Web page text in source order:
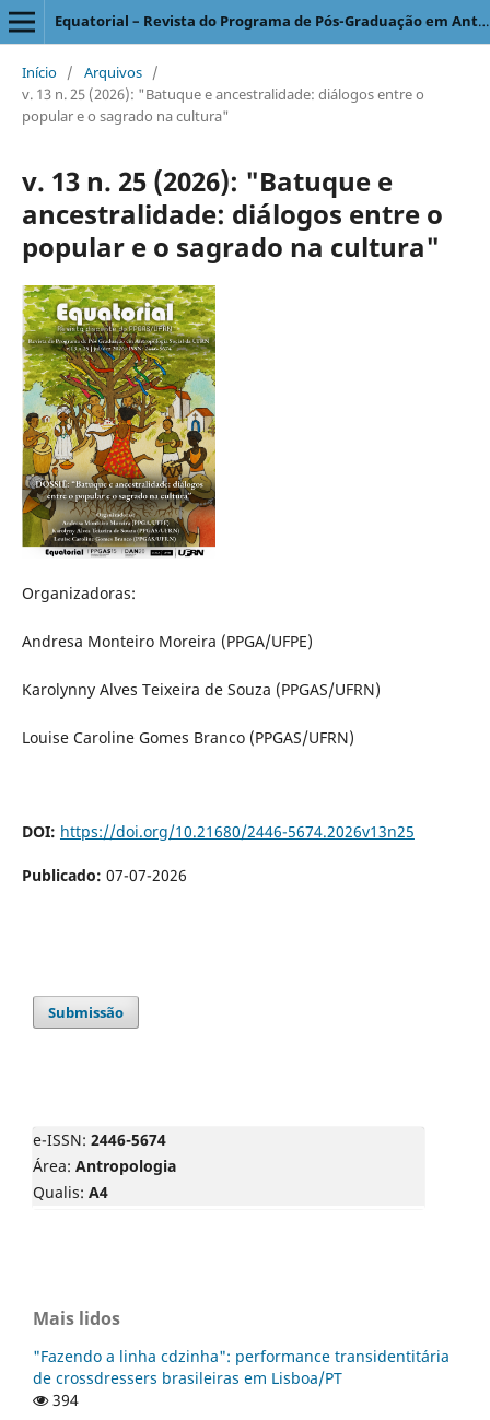
Equatorial – Revista do Programa de Pós-Graduação em Antropologia Social
Início / Arquivos /
v. 13 n. 25 (2026): "Batuque e ancestralidade: diálogos entre o
popular e o sagrado na cultura"
v. 13 n. 25 (2026): "Batuque e
ancestralidade: diálogos entre o
popular e o sagrado na cultura"
Organizadoras:
Andresa Monteiro Moreira (PPGA/UFPE)
Karolynny Alves Teixeira de Souza (PPGAS/UFRN)
Louise Caroline Gomes Branco (PPGAS/UFRN)
DOI: https://doi.org/10.21680/2446-5674.2026v13n25
Publicado: 07-07-2026
Submissão
e-ISSN: 2446-5674
Área: Antropologia
Qualis: A4
Mais lidos
"Fazendo a linha cdzinha": performance transidentitária
de crossdressers brasileiras em Lisboa/PT
394